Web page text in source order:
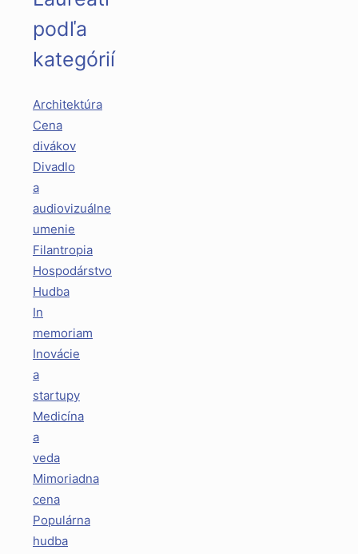
podľa
kategórií
Architektúra
Cena
divákov
Divadlo
a
audiovizuálne
umenie
Filantropia
Hospodárstvo
Hudba
In
memoriam
Inovácie
a
startupy
Medicína
a
veda
Mimoriadna
cena
Populárna
hudba